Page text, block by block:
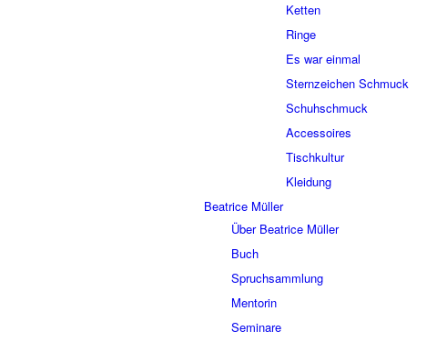
Ketten
Ringe
Es war einmal
Sternzeichen Schmuck
Schuhschmuck
Accessoires
Tischkultur
Kleidung
Beatrice Müller
Über Beatrice Müller
Buch
Spruchsammlung
Mentorin
Seminare